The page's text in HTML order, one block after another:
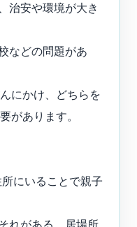
治安や環境が大き
などの問題があ
にかけ、どちらを
があります。
にいることで親子